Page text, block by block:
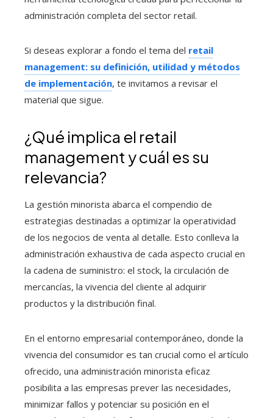
administración completa del sector retail.
Si deseas explorar a fondo el tema del retail
management: su definición, utilidad y métodos
de implementación, te invitamos a revisar el
material que sigue.
¿Qué implica el retail
management y cuál es su
relevancia?
La gestión minorista abarca el compendio de
estrategias destinadas a optimizar la operatividad
de los negocios de venta al detalle. Esto conlleva la
administración exhaustiva de cada aspecto crucial en
la cadena de suministro: el stock, la circulación de
mercancías, la vivencia del cliente al adquirir
productos y la distribución final.
En el entorno empresarial contemporáneo, donde la
vivencia del consumidor es tan crucial como el artículo
ofrecido, una administración minorista eficaz
posibilita a las empresas prever las necesidades,
minimizar fallos y potenciar su posición en el